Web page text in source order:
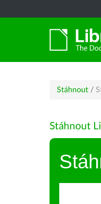
Stáhnout /
Stáhnout